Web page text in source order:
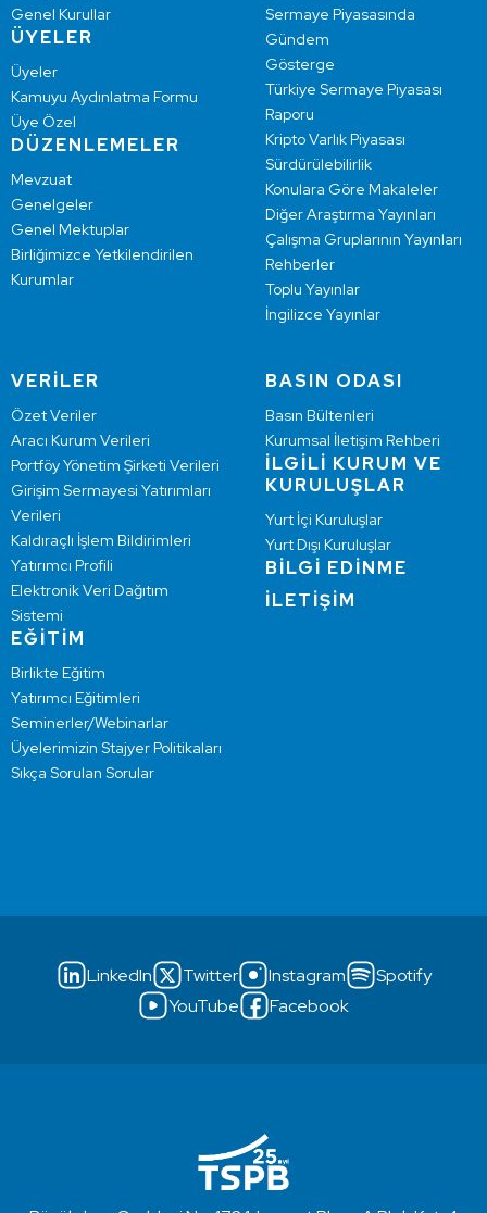
Genel Kurullar
ÜYELER
Üyeler
Kamuyu Aydınlatma Formu
Üye Özel
DÜZENLEMELER
Mevzuat
Genelgeler
Genel Mektuplar
Birliğimizce Yetkilendirilen
Kurumlar
Sermaye Piyasasında
Gündem
Gösterge
Türkiye Sermaye Piyasası
Raporu
Kripto Varlık Piyasası
Sürdürülebilirlik
Konulara Göre Makaleler
Diğer Araştırma Yayınları
Çalışma Gruplarının Yayınları
Rehberler
Toplu Yayınlar
İngilizce Yayınlar
VERİLER
Özet Veriler
Aracı Kurum Verileri
Portföy Yönetim Şirketi Verileri
Girişim Sermayesi Yatırımları
Verileri
Kaldıraçlı İşlem Bildirimleri
Yatırımcı Profili
Elektronik Veri Dağıtım
Sistemi
EĞİTİM
Birlikte Eğitim
Yatırımcı Eğitimleri
Seminerler/Webinarlar
Üyelerimizin Stajyer Politikaları
Sıkça Sorulan Sorular
BASIN ODASI
Basın Bültenleri
Kurumsal İletişim Rehberi
İLGİLİ KURUM VE
KURULUŞLAR
Yurt İçi Kuruluşlar
Yurt Dışı Kuruluşlar
BİLGİ EDİNME
İLETİŞİM
LinkedIn Twitter Instagram
Spotify
YouTube
Facebook